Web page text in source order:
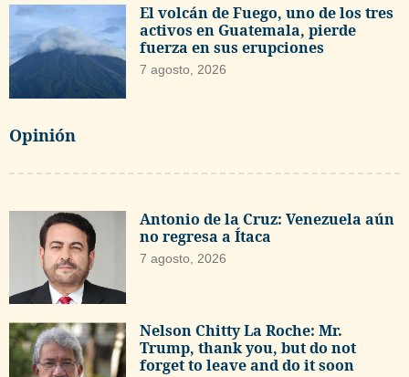
El volcán de Fuego, uno de los tres
activos en Guatemala, pierde
fuerza en sus erupciones
7 agosto, 2026
Opinión
Antonio de la Cruz: Venezuela aún
no regresa a Ítaca
7 agosto, 2026
Nelson Chitty La Roche: Mr.
Trump, thank you, but do not
forget to leave and do it soon